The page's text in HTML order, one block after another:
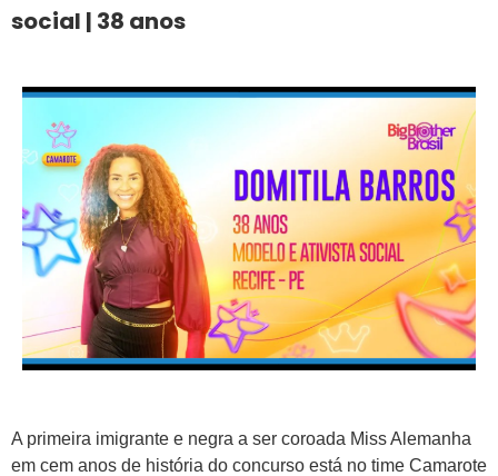
social | 38 anos
A primeira imigrante e negra a ser coroada Miss Alemanha
em cem anos de história do concurso está no time Camarote